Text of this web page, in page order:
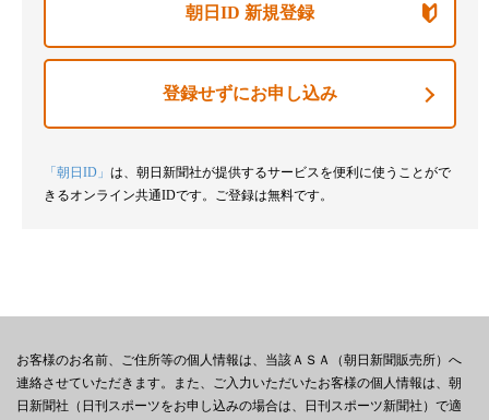
朝日ID 新規登録
登録せずにお申し込み
「朝日ID」 は、朝日新聞社が提供するサービスを便利に使うことがで
きるオンライン共通IDです。ご登録は無料です。
お客様のお名前、ご住所等の個人情報は、当該ＡＳＡ（朝日新聞販売所）へ
連絡させていただきます。また、ご入力いただいたお客様の個人情報は、朝
日新聞社（日刊スポーツをお申し込みの場合は、日刊スポーツ新聞社）で適